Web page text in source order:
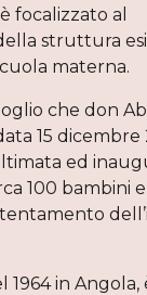
focalizzato al
struttura
materna.
che don
15 dicembre
ed
100 bambini
1964 in Angola,